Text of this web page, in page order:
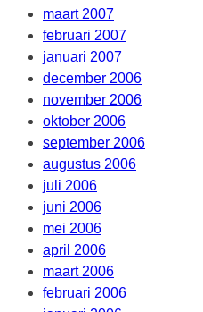
maart 2007
februari 2007
januari 2007
december 2006
november 2006
oktober 2006
september 2006
augustus 2006
juli 2006
juni 2006
mei 2006
april 2006
maart 2006
februari 2006